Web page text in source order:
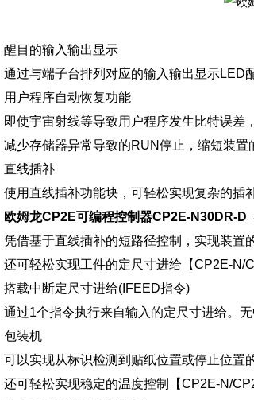
醒目的输入输出显示
通过与端子台排列对应的输入输出显示LED
用户程序自动恢复功能
即使宇宙射线等导致用户程序发生比特误差
减少存储器异常导致的RUN停止，缩短装置
直线插补
使用直线插补功能块，可轻松实现复杂的插
欧姆龙CP2E可编程控制器CP2E-N30DR-D
凭借基于直线插补的短路径控制，实现装置
还可轻松实现工件的定尺寸进给【CP2E-N/
搭载中断定尺寸进给(IFEED指令)
通过1个指令执行来自输入的定尺寸进给。
包装机
可以实现从标识检测到贴纸位置或停止位置
还可轻松实现稳定的温度控制【CP2E-N/